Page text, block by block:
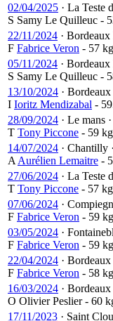
02/04/2025 · La Teste
S Samy Le Quilleuc -
22/11/2024 · Bordeaux
F Fabrice Veron - 57 kg
05/11/2024 · Bordeaux
S Samy Le Quilleuc -
13/10/2024 ·
I Ioritz Mendizabal -
28/09/2024 · Le mans ·
T Tony Piccone - 59 kg
14/07/2024 · Chantilly ·
A Aurélien Lemaitre -
27/06/2024 · La Teste
T Tony Piccone - 57 kg
07/06/2024 ·
F Fabrice Veron - 59 kg
03/05/2024 ·
F Fabrice Veron - 59 kg
22/04/2024 ·
F Fabrice Veron - 58 kg
16/03/2024 ·
O Olivier Peslier - 60
17/11/2023 · Saint